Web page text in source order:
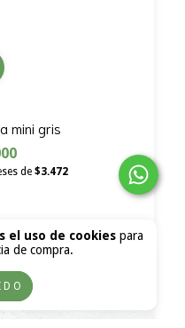
el uso de cookies para
de compra.
mini gris
de $3.472